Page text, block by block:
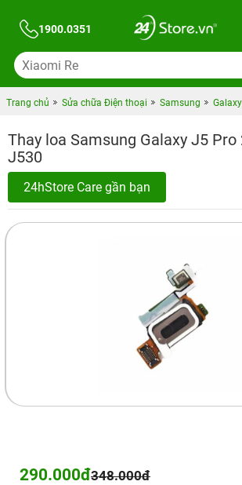
1900.0351
Trang chủ Sửa chữa Điện thoại Samsung
Thay loa Samsung Galaxy J5 Pro
J530
24hStore Care gần bạn
290.000đ348.000đ